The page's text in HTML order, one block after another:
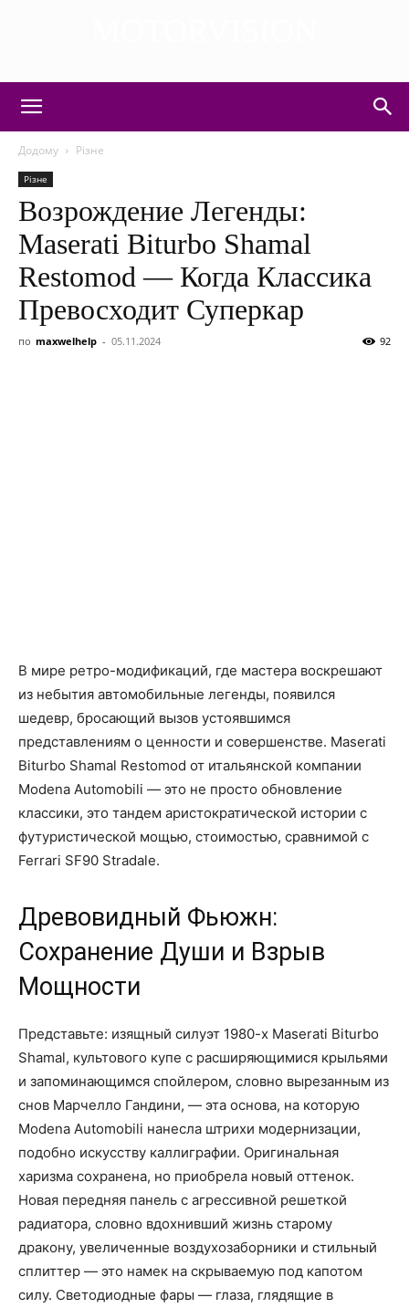
Додому Різне
Різне
Возрождение Легенды:
Maserati Biturbo Shamal
Restomod — Когда Классика
Превосходит Суперкар
по maxwelhelp - 05.11.2024 92
В мире ретро-модификаций, где мастера воскрешают
из небытия автомобильные легенды, появился
шедевр, бросающий вызов устоявшимся
представлениям о ценности и совершенстве. Maserati
Biturbo Shamal Restomod от итальянской компании
Modena Automobili — это не просто обновление
классики, это тандем аристократической истории с
футуристической мощью, стоимостью, сравнимой с
Ferrari SF90 Stradale.
Древовидный Фьюжн:
Сохранение Души и Взрыв
Мощности
Представьте: изящный силуэт 1980-х Maserati Biturbo
Shamal, культового купе с расширяющимися крыльями
и запоминающимся спойлером, словно вырезанным из
снов Марчелло Гандини, — эта основа, на которую
Modena Automobili нанесла штрихи модернизации,
подобно искусству каллиграфии. Оригинальная
харизма сохранена, но приобрела новый оттенок.
Новая передняя панель с агрессивной решеткой
радиатора, словно вдохнивший жизнь старому
дракону, увеличенные воздухозаборники и стильный
сплиттер — это намек на скрываемую под капотом
силу. Светодиодные фары — глаза, глядящие в